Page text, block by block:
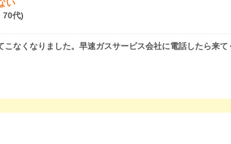
い
70代)
なくなりました。早速ガスサービス会社に電話したら来